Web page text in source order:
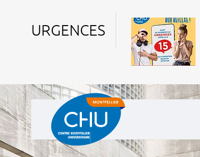
URGENCES